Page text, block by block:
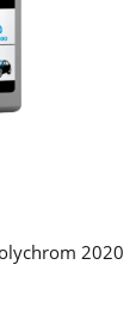
2020